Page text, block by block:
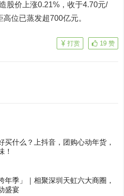
价上涨0.21%，收于4.70元/
位已蒸发超700亿元。
19 赞
打赏
买什么？上抖音，团购心动年货，
！
年季」｜相聚深圳天虹六大商圈，
盛宴